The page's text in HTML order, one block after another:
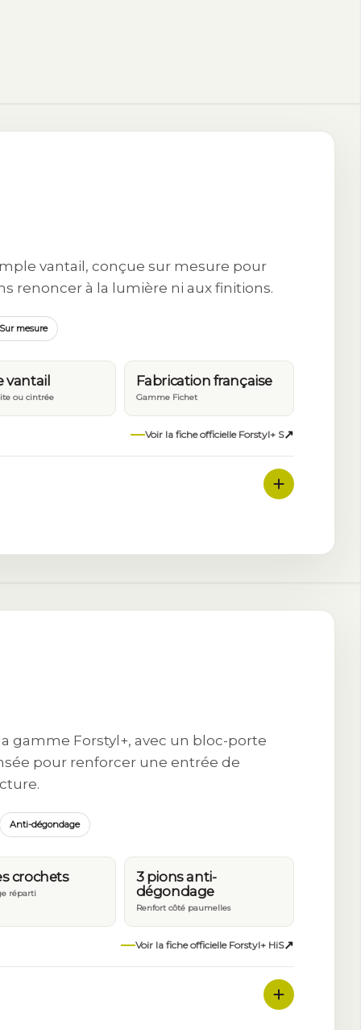
vantail, conçue sur mesure pour
renoncer à la lumière ni aux finitions.
mesure
vantail
ou cintrée
Fabrication française
Gamme Fichet
Voir la fiche officielle Forstyl+ S↗
gamme Forstyl+, avec un bloc-porte
pour renforcer une entrée de
Anti-dégondage
crochets
réparti
3 pions anti-
dégondage
Renfort côté paumelles
Voir la fiche officielle Forstyl+ HiS↗